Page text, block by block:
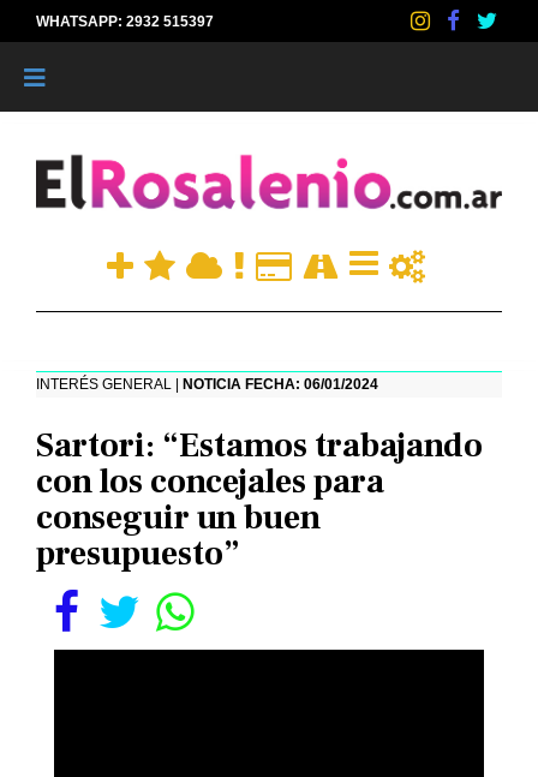
WHATSAPP: 2932 515397
INTERÉS GENERAL | NOTICIA FECHA: 06/01/2024
Sartori: “Estamos trabajando
con los concejales para
conseguir un buen
presupuesto”